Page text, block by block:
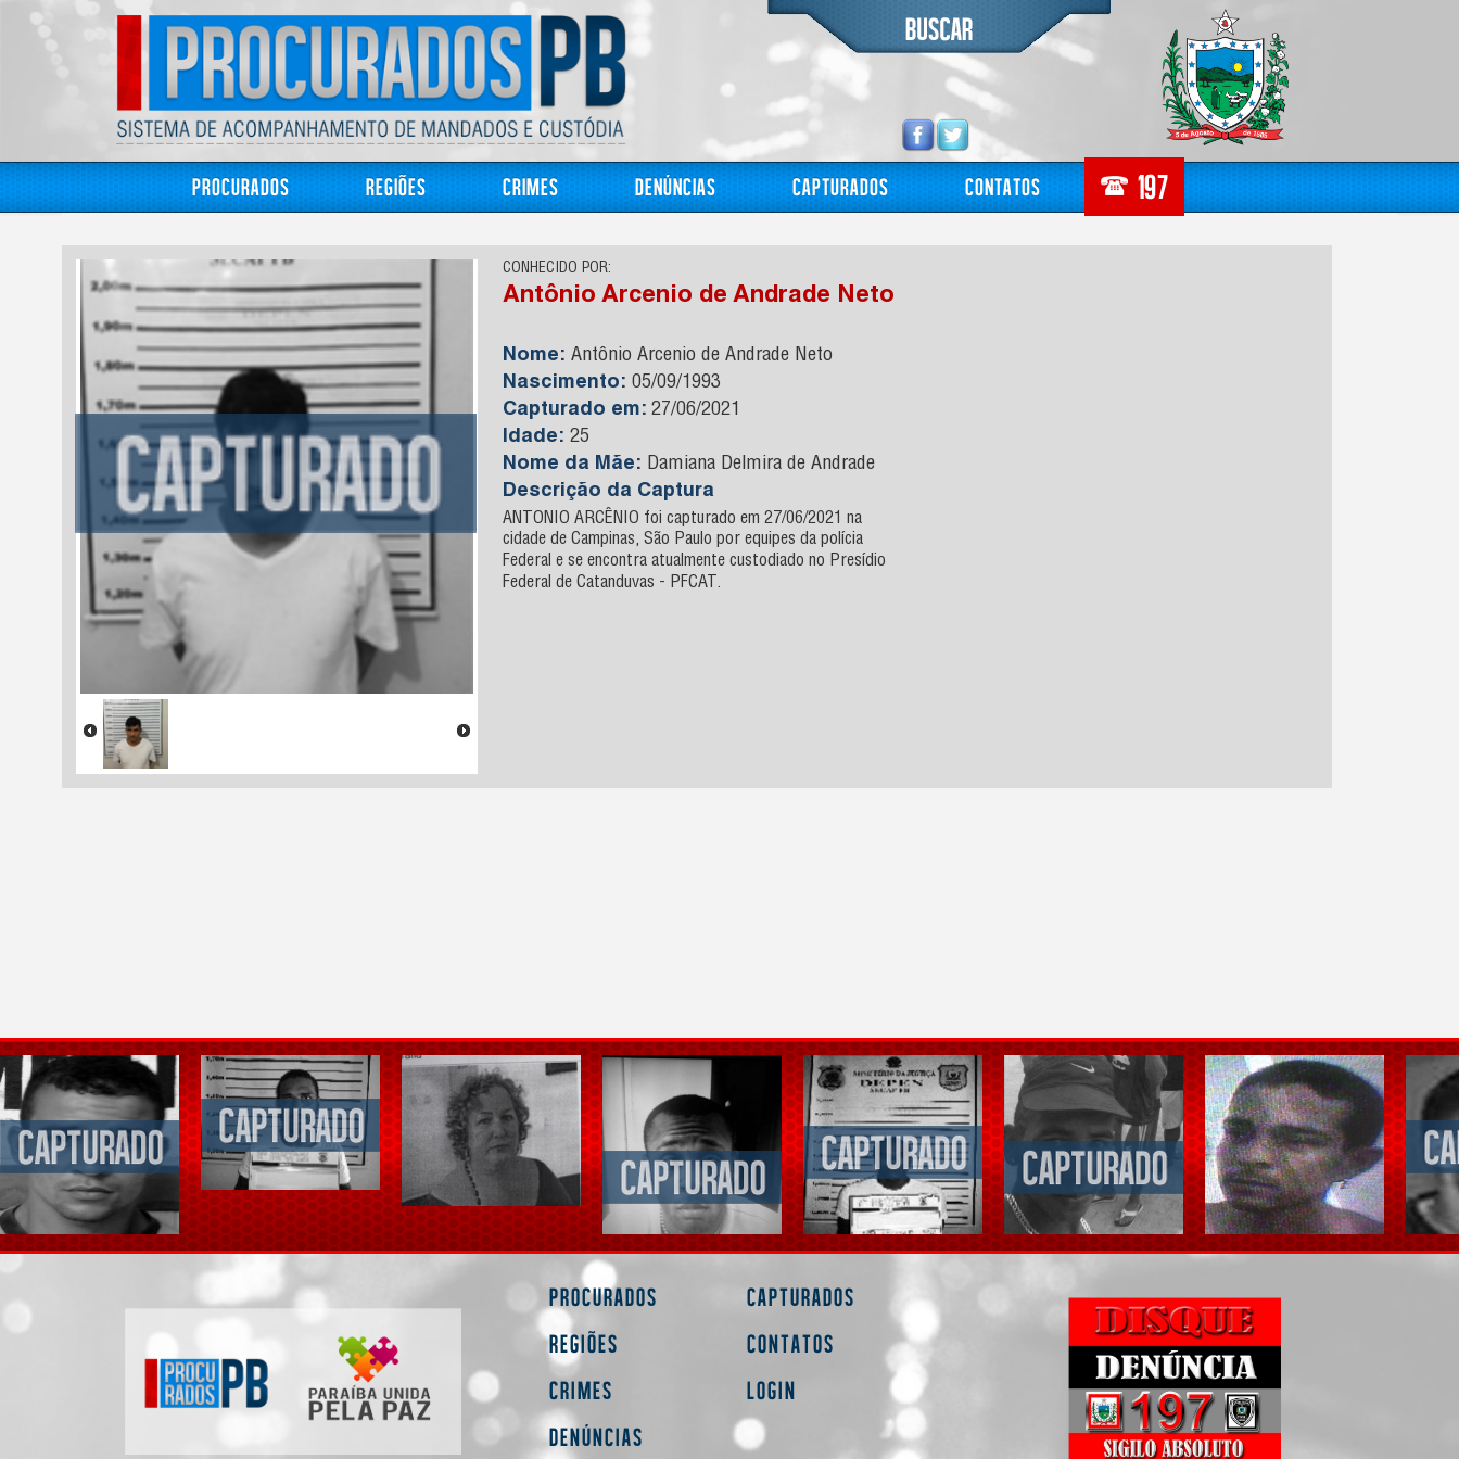
Procurados Regiões Crimes Denúncias Capturados Contatos
CONHECIDO POR:
Antônio Arcenio de Andrade Neto
Nome: Antônio Arcenio de Andrade Neto
Nascimento: 05/09/1993
Capturado em: 27/06/2021
Idade: 25
Nome da Mãe: Damiana Delmira de Andrade
Descrição da Captura
ANTONIO ARCÊNIO foi capturado em 27/06/2021 na
cidade de Campinas, São Paulo por equipes da polícia
Federal e se encontra atualmente custodiado no Presídio
Federal de Catanduvas - PFCAT.
Procurados
Regiões
Crimes
Denúncias
Capturados
Contatos
Login